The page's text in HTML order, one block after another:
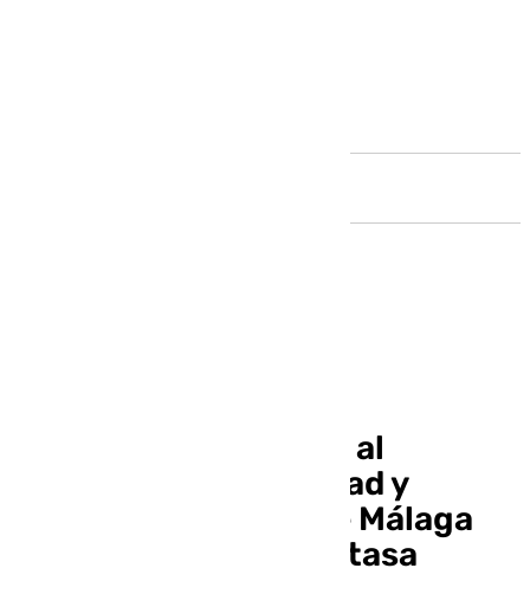
De la Torre le reclama al
Gobierno más «libertad y
autonomía» para que Málaga
pueda implantar una tasa